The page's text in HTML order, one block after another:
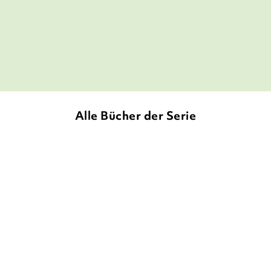
Alle Bücher der Serie